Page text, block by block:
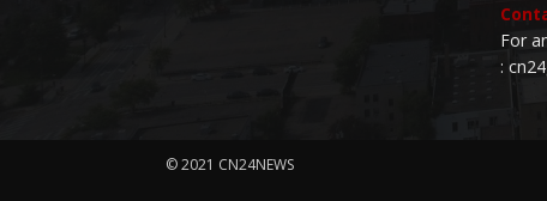
For
:
© 2021 CN24NEWS